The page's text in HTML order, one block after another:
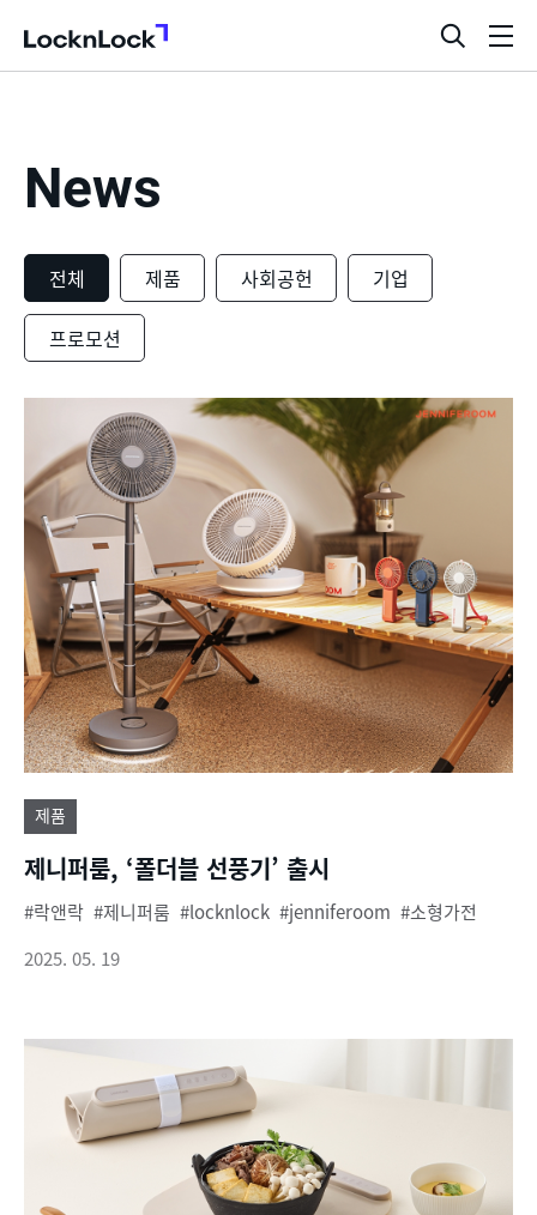
LocknLock
검
색
News
전체 제품 사회공헌 기업
프로모션
제품
제니퍼룸, ‘폴더블 선풍기’ 출시
락앤락 제니퍼룸 locknlock jenniferoom
소형가전
2025. 05. 19